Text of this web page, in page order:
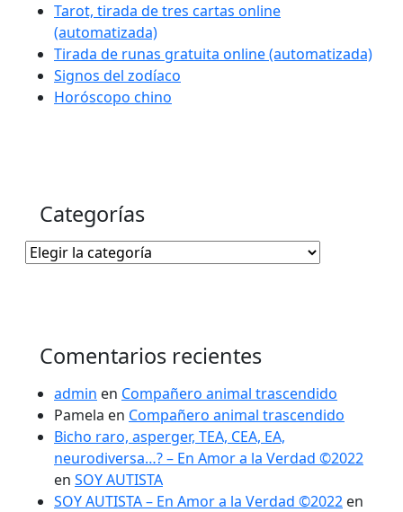
Tarot, tirada de tres cartas online
(automatizada)
Tirada de runas gratuita online (automatizada)
Signos del zodíaco
Horóscopo chino
Categorías
Categorías
Comentarios recientes
admin en Compañero animal trascendido
Pamela en Compañero animal trascendido
Bicho raro, asperger, TEA, CEA, EA,
neurodiversa…? – En Amor a la Verdad ©2022
en SOY AUTISTA
SOY AUTISTA – En Amor a la Verdad ©2022 en